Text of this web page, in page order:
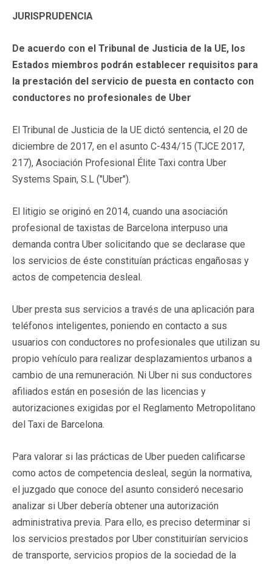
JURISPRUDENCIA
De acuerdo con el Tribunal de Justicia de la UE, los
Estados miembros podrán establecer requisitos para
la prestación del servicio de puesta en contacto con
conductores no profesionales de Uber
El Tribunal de Justicia de la UE dictó sentencia, el 20 de
diciembre de 2017, en el asunto C-434/15 (TJCE 2017,
217), Asociación Profesional Élite Taxi contra Uber
Systems Spain, S.L ("Uber").
El litigio se originó en 2014, cuando una asociación
profesional de taxistas de Barcelona interpuso una
demanda contra Uber solicitando que se declarase que
los servicios de éste constituían prácticas engañosas y
actos de competencia desleal.
Uber presta sus servicios a través de una aplicación para
teléfonos inteligentes, poniendo en contacto a sus
usuarios con conductores no profesionales que utilizan su
propio vehículo para realizar desplazamientos urbanos a
cambio de una remuneración. Ni Uber ni sus conductores
afiliados están en posesión de las licencias y
autorizaciones exigidas por el Reglamento Metropolitano
del Taxi de Barcelona.
Para valorar si las prácticas de Uber pueden calificarse
como actos de competencia desleal, según la normativa,
el juzgado que conoce del asunto consideró necesario
analizar si Uber debería obtener una autorización
administrativa previa. Para ello, es preciso determinar si
los servicios prestados por Uber constituirían servicios
de transporte, servicios propios de la sociedad de la